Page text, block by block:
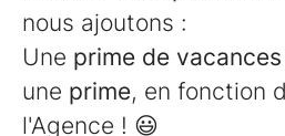
nous ajoutons :
Une prime de vacances
une prime, en fonction
l'Agence ! 😃